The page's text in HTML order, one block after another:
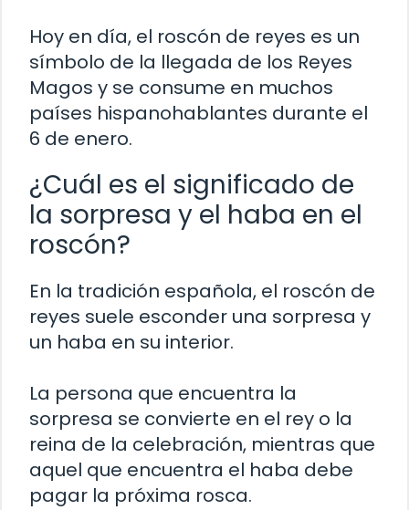
Hoy en día, el roscón de reyes es un
símbolo de la llegada de los Reyes
Magos y se consume en muchos
países hispanohablantes durante el
6 de enero.
¿Cuál es el significado de
la sorpresa y el haba en el
roscón?
En la tradición española, el roscón de
reyes suele esconder una sorpresa y
un haba en su interior.
La persona que encuentra la
sorpresa se convierte en el rey o la
reina de la celebración, mientras que
aquel que encuentra el haba debe
pagar la próxima rosca.